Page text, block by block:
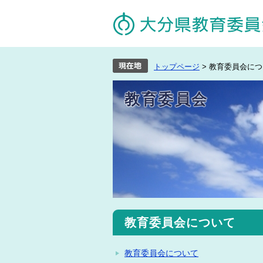
トップページ > 教育委員会に
教育委員会
教育委員会について
教育委員会について